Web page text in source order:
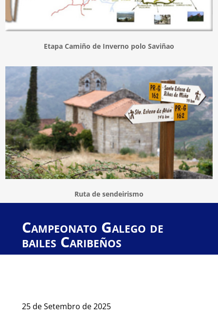
Etapa Camiño de Inverno polo Saviñao
Ruta de sendeirismo
Campeonato Galego de
bailes Caribeños
25 de Setembro de 2025